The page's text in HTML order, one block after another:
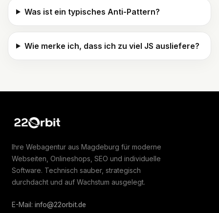
Was ist ein typisches Anti-Pattern?
Wie merke ich, dass ich zu viel JS ausliefere?
Zur Startseite von 22Orbit
Ihre Webagentur aus Magdeburg für moderne
Webseiten, Onlineshops, SEO und individuelle
Software. Technisch sauber, strategisch
durchdacht und auf Wachstum ausgelegt.
E-Mail: info@22orbit.de